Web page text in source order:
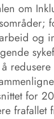
om
og
for
frafallet